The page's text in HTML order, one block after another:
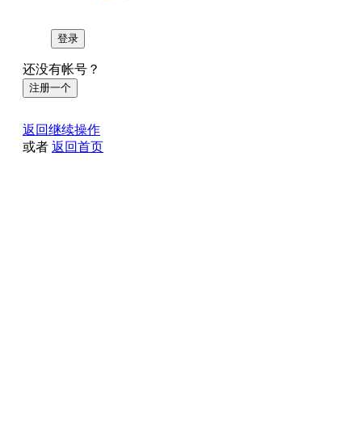
登录
还没有帐号？
注册一个
返回继续操作
或者 返回首页